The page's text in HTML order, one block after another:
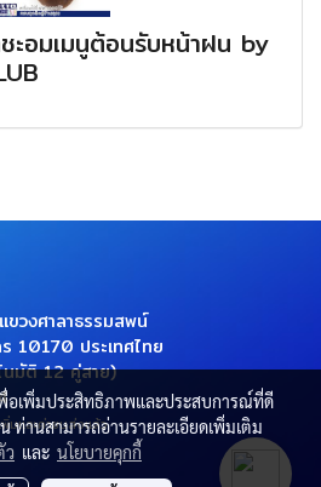
ะอมเมนูต้อนรับหน้าฝน by
วงศาลาธรรมสพน์
10170 ประเทศไทย
มัติ 12 คู่สาย)
มและค่าขนส่งแล้ว
พื่อเพิ่มประสิทธิภาพและประสบการณ์ที่ดี
ท่านสามารถอ่านรายละเอียดเพิ่มเติม
ว และ นโยบายคุกกี้